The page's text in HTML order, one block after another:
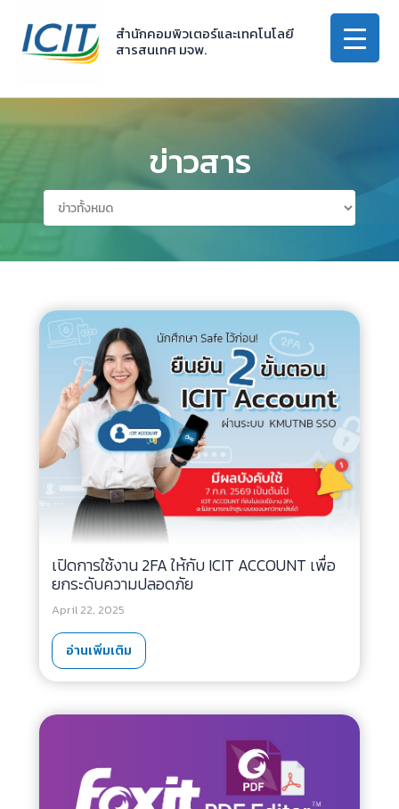
content
สำนักคอมพิวเตอร์และเทคโนโลยี
สารสนเทศ มจพ.
ข่าวสาร
เปิดการใช้งาน 2FA ให้กับ ICIT ACCOUNT เพื่อ
ยกระดับความปลอดภัย
April 22, 2025
อ่านเพิ่มเติม